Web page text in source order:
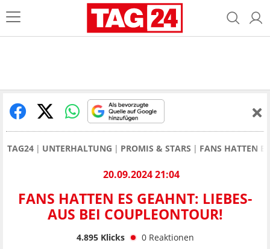
TAG24 UNTERHALTUNG PROMIS & STARS FANS HATTEN
20.09.2024 21:04
FANS HATTEN ES GEAHNT: LIEBES-
AUS BEI COUPLEONTOUR!
4.895Klicks 0 Reaktionen